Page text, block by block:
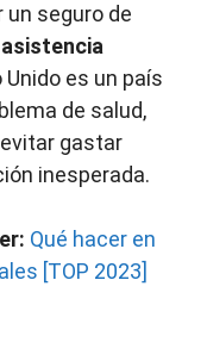
seguro de
Unido es un país
de salud,
gastar
inesperada.
Qué hacer en
[TOP 2023]